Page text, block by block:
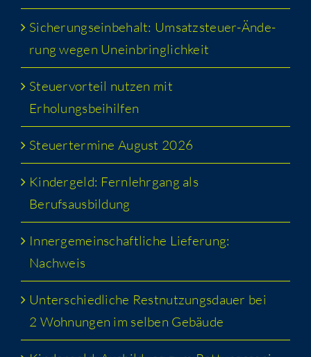
Siche­rungs­ein­be­halt: Umsatz­steu­er-Ände­
rung wegen Uneinbringlichkeit
Steu­er­vor­teil nut­zen mit
Erholungsbeihilfen
Steu­er­ter­mi­ne August 2026
Kin­der­geld: Fern­lehr­gang als
Berufsausbildung
Inner­ge­mein­schaft­li­che Lie­fe­rung:
Nachweis
Unter­schied­li­che Rest­nut­zungs­dau­er bei
2 Woh­nun­gen im sel­ben Gebäude